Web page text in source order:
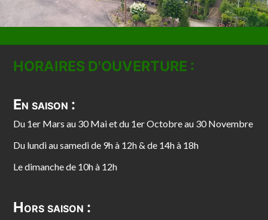
HORAIRES D'OUVERTURE :
En saison :
Du 1er Mars au 30 Mai et du 1er Octobre au 30 Novembre
Du lundi au samedi de 9h à 12h & de 14h à 18h
Le dimanche de 10h à 12h
Hors saison :